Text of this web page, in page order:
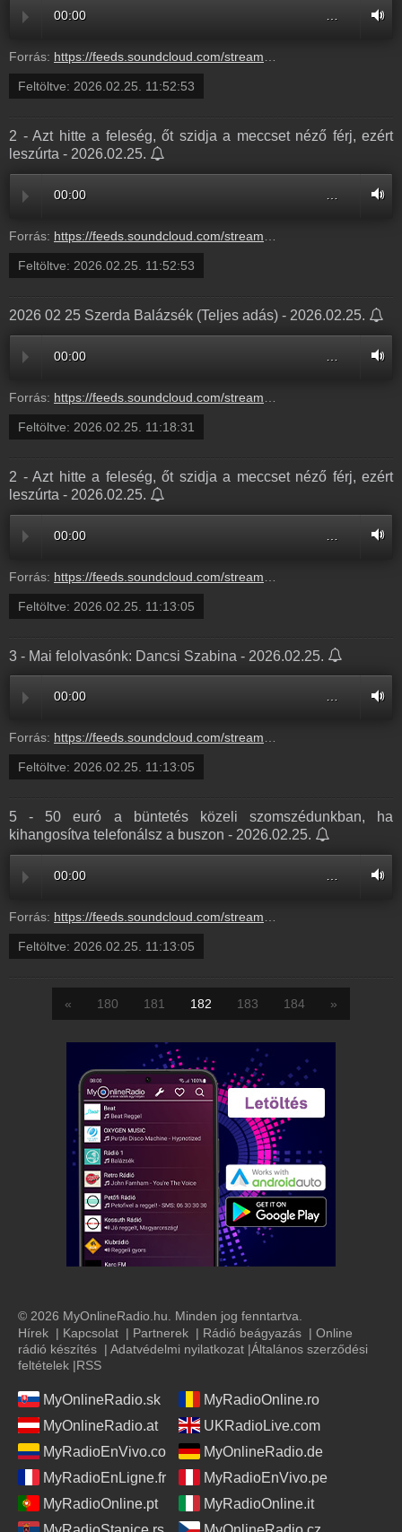
00:00 …
Forrás: https://feeds.soundcloud.com/stream/2273080817-radio1hungary-3-mai-felolvasonk-dancsi-szabina-3.mp3
Feltöltve: 2026.02.25. 11:52:53
2 - Azt hitte a feleség, őt szidja a meccset néző férj, ezért
leszúrta - 2026.02.25.
00:00
Forrás: https://feeds.soundcloud.com/stream/2273080814-radio1hungary-2-azt-hitte-a-feleseg-ot-szidja-a-meccset-nezo-ferj-ezert-leszurta-2.mp3
Feltöltve: 2026.02.25. 11:52:53
2026 02 25 Szerda Balázsék (Teljes adás) - 2026.02.25.
00:00
Forrás: https://feeds.soundcloud.com/stream/2273072297-balazsek-2026-02-25-szerda-balazsek.mp3
Feltöltve: 2026.02.25. 11:18:31
2 - Azt hitte a feleség, őt szidja a meccset néző férj, ezért
leszúrta - 2026.02.25.
00:00
Forrás: https://feeds.soundcloud.com/stream/2273070884-balazsek-2-azt-hitte-a-feleseg-ot-szidja-a-meccset-nezo-ferj-ezert-leszurta-2.mp3
Feltöltve: 2026.02.25. 11:13:05
3 - Mai felolvasónk: Dancsi Szabina - 2026.02.25.
00:00 …
Forrás: https://feeds.soundcloud.com/stream/2273070881-balazsek-3-mai-felolvasonk-dancsi-szabina-3.mp3
Feltöltve: 2026.02.25. 11:13:05
5 - 50 euró a büntetés közeli szomszédunkban, ha
kihangosítva telefonálsz a buszon - 2026.02.25.
00:00
Forrás: https://feeds.soundcloud.com/stream/2273070878-balazsek-5-50-euro-a-buntetes-kozeli-szomszedunkban-ha-kihangositva-telefonalsz-a-buszon-5.mp3
Feltöltve: 2026.02.25. 11:13:05
« 180 181 182 183 184 »
© 2026 MyOnlineRadio.hu. Minden jog fenntartva.
Hírek | Kapcsolat | Partnerek | Rádió beágyazás | Online
rádió készítés | Adatvédelmi nyilatkozat |Általános szerződési
feltételek |RSS
MyOnlineRadio.sk
MyRadioOnline.ro
MyOnlineRadio.at
UKRadioLive.com
MyRadioEnVivo.co
MyOnlineRadio.de
MyRadioEnLigne.fr
MyRadioEnVivo.pe
MyRadioOnline.pt
MyRadioOnline.it